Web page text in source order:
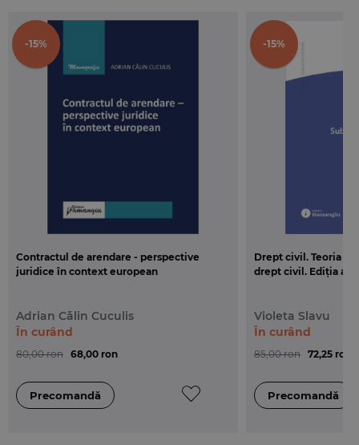
-15%
Contractul de arendare - perspective
juridice în context european
Adrian Călin Cuculis
80,00 ron 68,00 ron
În curând
-15%
Drept civil. Teoria
drept civil. Ediția a
Violeta Slavu
85,00 ron 72,25 ron
În curând